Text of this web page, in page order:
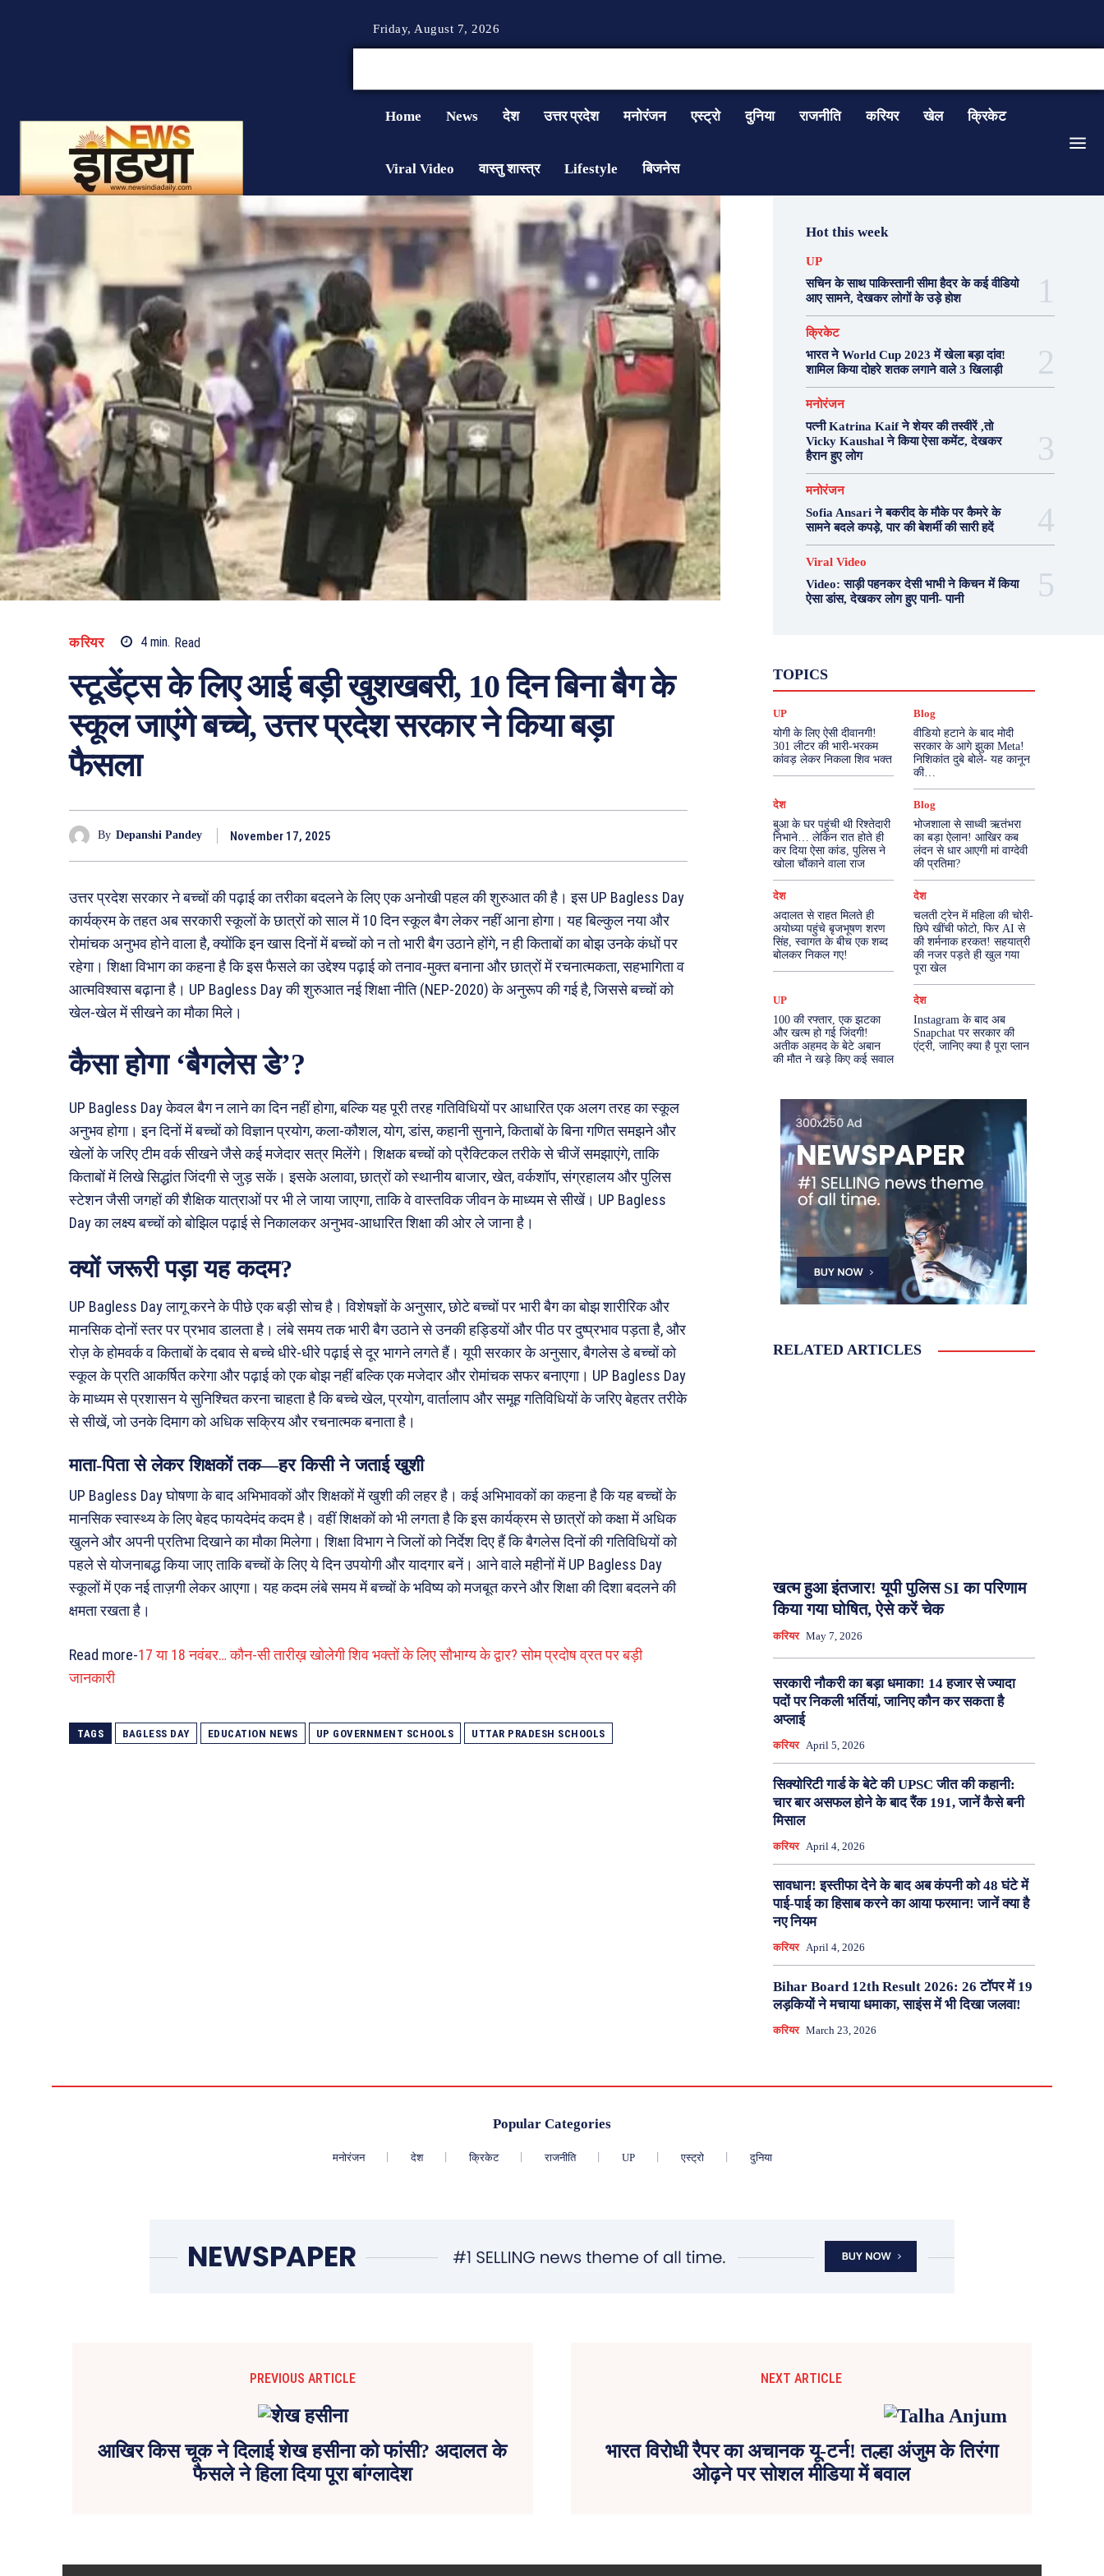
Friday, August 7, 2026
Home News देश उत्तर प्रदेश मनोरंजन एस्ट्रो दुनिया राजनीति करियर खेल क्रिकेट
Viral Video वास्तु शास्त्र Lifestyle बिजनेस
करियर 4 min. Read
स्टूडेंट्स के लिए आई बड़ी खुशखबरी, 10 दिन बिना बैग के
स्कूल जाएंगे बच्चे, उत्तर प्रदेश सरकार ने किया बड़ा
फैसला
By Depanshi Pandey November 17, 2025
उत्तर प्रदेश सरकार ने बच्चों की पढ़ाई का तरीका बदलने के लिए एक अनोखी पहल की शुरुआत की है। इस UP Bagless Day
कार्यक्रम के तहत अब सरकारी स्कूलों के छात्रों को साल में 10 दिन स्कूल बैग लेकर नहीं आना होगा। यह बिल्कुल नया और
रोमांचक अनुभव होने वाला है, क्योंकि इन खास दिनों में बच्चों को न तो भारी बैग उठाने होंगे, न ही किताबों का बोझ उनके कंधों पर
रहेगा। शिक्षा विभाग का कहना है कि इस फैसले का उद्देश्य पढ़ाई को तनाव-मुक्त बनाना और छात्रों में रचनात्मकता, सहभागिता व
आत्मविश्वास बढ़ाना है। UP Bagless Day की शुरुआत नई शिक्षा नीति (NEP-2020) के अनुरूप की गई है, जिससे बच्चों को
खेल-खेल में सीखने का मौका मिले।
कैसा होगा ‘बैगलेस डे’?
UP Bagless Day केवल बैग न लाने का दिन नहीं होगा, बल्कि यह पूरी तरह गतिविधियों पर आधारित एक अलग तरह का स्कूल
अनुभव होगा। इन दिनों में बच्चों को विज्ञान प्रयोग, कला-कौशल, योग, डांस, कहानी सुनाने, किताबों के बिना गणित समझने और
खेलों के जरिए टीम वर्क सीखने जैसे कई मजेदार सत्र मिलेंगे। शिक्षक बच्चों को प्रैक्टिकल तरीके से चीजें समझाएंगे, ताकि
किताबों में लिखे सिद्धांत जिंदगी से जुड़ सकें। इसके अलावा, छात्रों को स्थानीय बाजार, खेत, वर्कशॉप, संग्रहालय और पुलिस
स्टेशन जैसी जगहों की शैक्षिक यात्राओं पर भी ले जाया जाएगा, ताकि वे वास्तविक जीवन के माध्यम से सीखें। UP Bagless
Day का लक्ष्य बच्चों को बोझिल पढ़ाई से निकालकर अनुभव-आधारित शिक्षा की ओर ले जाना है।
क्यों जरूरी पड़ा यह कदम?
UP Bagless Day लागू करने के पीछे एक बड़ी सोच है। विशेषज्ञों के अनुसार, छोटे बच्चों पर भारी बैग का बोझ शारीरिक और
मानसिक दोनों स्तर पर प्रभाव डालता है। लंबे समय तक भारी बैग उठाने से उनकी हड्डियों और पीठ पर दुष्प्रभाव पड़ता है, और
रोज़ के होमवर्क व किताबों के दबाव से बच्चे धीरे-धीरे पढ़ाई से दूर भागने लगते हैं। यूपी सरकार के अनुसार, बैगलेस डे बच्चों को
स्कूल के प्रति आकर्षित करेगा और पढ़ाई को एक बोझ नहीं बल्कि एक मजेदार और रोमांचक सफर बनाएगा। UP Bagless Day
के माध्यम से प्रशासन ये सुनिश्चित करना चाहता है कि बच्चे खेल, प्रयोग, वार्तालाप और समूह गतिविधियों के जरिए बेहतर तरीके
से सीखें, जो उनके दिमाग को अधिक सक्रिय और रचनात्मक बनाता है।
माता-पिता से लेकर शिक्षकों तक—हर किसी ने जताई खुशी
UP Bagless Day घोषणा के बाद अभिभावकों और शिक्षकों में खुशी की लहर है। कई अभिभावकों का कहना है कि यह बच्चों के
मानसिक स्वास्थ्य के लिए बेहद फायदेमंद कदम है। वहीं शिक्षकों को भी लगता है कि इस कार्यक्रम से छात्रों को कक्षा में अधिक
खुलने और अपनी प्रतिभा दिखाने का मौका मिलेगा। शिक्षा विभाग ने जिलों को निर्देश दिए हैं कि बैगलेस दिनों की गतिविधियों को
पहले से योजनाबद्ध किया जाए ताकि बच्चों के लिए ये दिन उपयोगी और यादगार बनें। आने वाले महीनों में UP Bagless Day
स्कूलों में एक नई ताज़गी लेकर आएगा। यह कदम लंबे समय में बच्चों के भविष्य को मजबूत करने और शिक्षा की दिशा बदलने की
क्षमता रखता है।
Read more-17 या 18 नवंबर… कौन-सी तारीख़ खोलेगी शिव भक्तों के लिए सौभाग्य के द्वार? सोम प्रदोष व्रत पर बड़ी
जानकारी
TAGS BAGLESS DAY EDUCATION NEWS UP GOVERNMENT SCHOOLS UTTAR PRADESH SCHOOLS
Hot this week
UP
सचिन के साथ पाकिस्तानी सीमा हैदर के कई वीडियो
आए सामने, देखकर लोगों के उड़े होश
क्रिकेट
भारत ने World Cup 2023 में खेला बड़ा दांव!
शामिल किया दोहरे शतक लगाने वाले 3 खिलाड़ी
मनोरंजन
पत्नी Katrina Kaif ने शेयर की तस्वीरें ,तो
Vicky Kaushal ने किया ऐसा कमेंट, देखकर
हैरान हुए लोग
मनोरंजन
Sofia Ansari ने बकरीद के मौके पर कैमरे के
सामने बदले कपड़े, पार की बेशर्मी की सारी हदें
Viral Video
Video: साड़ी पहनकर देसी भाभी ने किचन में किया
ऐसा डांस, देखकर लोग हुए पानी- पानी
TOPICS
दुनिया
मनोरंजन
राजनीति वास्तु शास्त्र
More
UP
योगी के लिए ऐसी दीवानगी!
301 लीटर की भारी-भरकम
कांवड़ लेकर निकला शिव भक्त
Blog
वीडियो हटाने के बाद मोदी
सरकार के आगे झुका Meta!
निशिकांत दुबे बोले- यह कानून
की…
देश
बुआ के घर पहुंची थी रिश्तेदारी
निभाने… लेकिन रात होते ही
कर दिया ऐसा कांड, पुलिस ने
खोला चौंकाने वाला राज
Blog
भोजशाला से साध्वी ऋतंभरा
का बड़ा ऐलान! आखिर कब
लंदन से धार आएगी मां वाग्देवी
की प्रतिमा?
देश
अदालत से राहत मिलते ही
अयोध्या पहुंचे बृजभूषण शरण
सिंह, स्वागत के बीच एक शब्द
बोलकर निकल गए!
देश
चलती ट्रेन में महिला की चोरी-
छिपे खींची फोटो, फिर AI से
की शर्मनाक हरकत! सहयात्री
की नजर पड़ते ही खुल गया
पूरा खेल
UP
100 की रफ्तार, एक झटका
और खत्म हो गई जिंदगी!
अतीक अहमद के बेटे अबान
की मौत ने खड़े किए कई सवाल
देश
Instagram के बाद अब
Snapchat पर सरकार की
एंट्री, जानिए क्या है पूरा प्लान
RELATED ARTICLES
खत्म हुआ इंतजार! यूपी पुलिस SI का परिणाम
किया गया घोषित, ऐसे करें चेक
करियर May 7, 2026
सरकारी नौकरी का बड़ा धमाका! 14 हजार से ज्यादा
पदों पर निकली भर्तियां, जानिए कौन कर सकता है
अप्लाई
करियर April 5, 2026
सिक्योरिटी गार्ड के बेटे की UPSC जीत की कहानी:
चार बार असफल होने के बाद रैंक 191, जानें कैसे बनी
मिसाल
करियर April 4, 2026
सावधान! इस्तीफा देने के बाद अब कंपनी को 48 घंटे में
पाई-पाई का हिसाब करने का आया फरमान! जानें क्या है
नए नियम
करियर April 4, 2026
Bihar Board 12th Result 2026: 26 टॉपर में 19
लड़कियों ने मचाया धमाका, साइंस में भी दिखा जलवा!
करियर March 23, 2026
Popular Categories
मनोरंजन देश क्रिकेट राजनीति UP एस्ट्रो दुनिया
PREVIOUS ARTICLE
आखिर किस चूक ने दिलाई शेख हसीना को फांसी? अदालत के
फैसले ने हिला दिया पूरा बांग्लादेश
NEXT ARTICLE
भारत विरोधी रैपर का अचानक यू-टर्न! तल्हा अंजुम के तिरंगा
ओढ़ने पर सोशल मीडिया में बवाल